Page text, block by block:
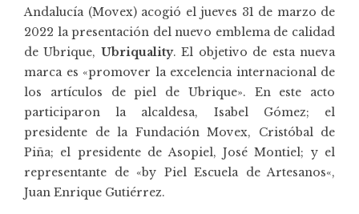
Andalucía (Movex) acogió el jueves 31 de marzo de
2022 la presentación del nuevo emblema de calidad
de Ubrique, Ubriquality. El objetivo de esta nueva
marca es «promover la excelencia internacional de
los artículos de piel de Ubrique». En este acto
participaron la alcaldesa, Isabel Gómez; el
presidente de la Fundación Movex, Cristóbal de
Piña; el presidente deAsopiel, José Montiel; y el
representante de «by Piel Escuela de Artesanos«,
Juan Enrique Gutiérrez.